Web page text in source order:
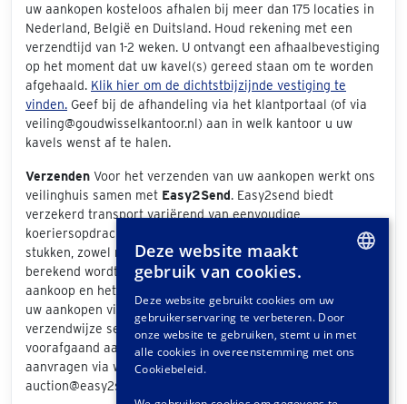
uw aankopen kosteloos afhalen bij meer dan 175 locaties in
Nederland, België en Duitsland. Houd rekening met een
verzendtijd van 1-2 weken. U ontvangt een afhaalbevestiging
op het moment dat uw kavel(s) gereed staan om te worden
afgehaald. Klik hier om de dichtstbijzijnde vestiging te
vinden. Geef bij de afhandeling via het klantportaal (of via
veiling@goudwisselkantoor.nl) aan in welk kantoor u uw
kavels wenst af te halen.
Verzenden Voor het verzenden van uw aankopen werkt ons
veilinghuis samen met Easy2Send. Easy2send biedt
verzekerd transport variërend van eenvoudige
koeriersopdrachten tot het vervoeren van exclusieve
stukken, zowel nationaal als internationaal. De prijs die
berekend wordt is afhankelijk van de grootte van uw
aankoop en het bezorgadres. Als u bij de afhandeling van
uw aankopen via het klantportaal "Easy2Send" als
verzendwijze selecteert, ontvangt u een offerte. Ook
voorafgaand aan de veiling kunt u vrijblijvend een offerte
aanvragen via www.easy2send.nl/veilingen |
auction@easy2send.nl | Telefoon: (+31) 88 330 0999.
GERMAN
FRENCH
Deze website maakt
gebruik van cookies.
Deze website gebruikt cookies om uw
gebruikerservaring te verbeteren. Door
onze website te gebruiken, stemt u in met
alle cookies in overeenstemming met ons
Cookiebeleid.